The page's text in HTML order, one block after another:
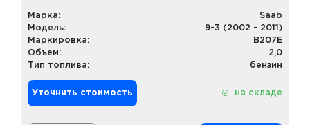
Марка:
Saab
Модель:
9-3 (2002 - 2011)
Маркировка:
B207E
Объем:
2,0
Тип топлива:
бензин
Уточнить стоимость на складе